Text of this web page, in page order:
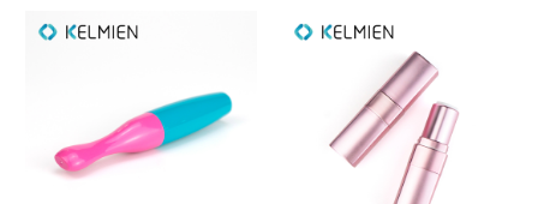
оптовые продажи
оптом